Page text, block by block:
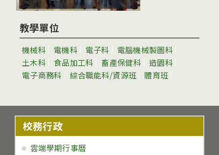
教學單位
機械科 電機科 電子科
電腦機械製圖科
土木科
食品加工科 畜產保健科
造園科
電子商務科
綜合職能科/資源班 體育班
校務行政
雲端學期行事曆